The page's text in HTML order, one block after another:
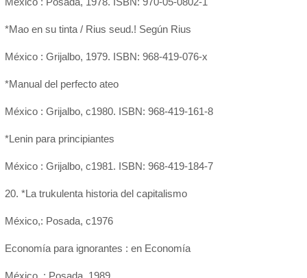
*Mao en su tinta / Rius seud.! Según Rius
México : Grijalbo, 1979. ISBN: 968-419-076-x
*Manual del perfecto ateo
México : Grijalbo, c1980. ISBN: 968-419-161-8
*Lenin para principiantes
México : Grijalbo, c1981. ISBN: 968-419-184-7
20. *La trukulenta historia del capitalismo
México,: Posada, c1976
Economía para ignorantes : en Economía
México, : Posada, 1989